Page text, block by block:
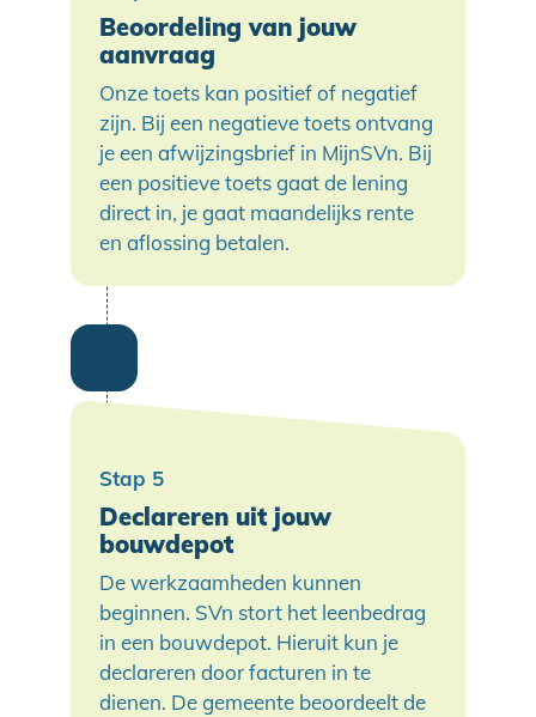
Beoordeling van jouw
aanvraag
Onze toets kan positief of negatief
zijn. Bij een negatieve toets ontvang
je een afwijzingsbrief in MijnSVn. Bij
een positieve toets gaat de lening
direct in, je gaat maandelijks rente
en aflossing betalen.
Declareren uit jouw
bouwdepot
De werkzaamheden kunnen
beginnen. SVn stort het leenbedrag
in een bouwdepot. Hieruit kun je
declareren door facturen in te
dienen. De gemeente beoordeelt de